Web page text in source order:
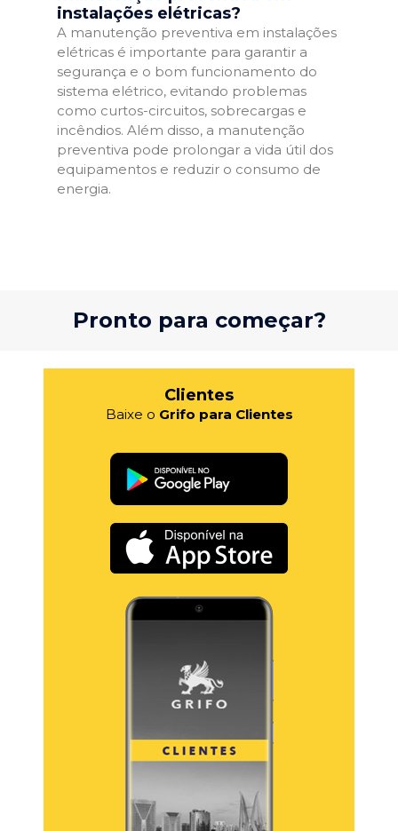
instalações elétricas?
A manutenção preventiva em instalações
elétricas é importante para garantir a
segurança e o bom funcionamento do
sistema elétrico, evitando problemas
como curtos-circuitos, sobrecargas e
incêndios. Além disso, a manutenção
preventiva pode prolongar a vida útil dos
equipamentos e reduzir o consumo de
energia.
Pronto para começar?
Clientes
Baixe o Grifo para Clientes